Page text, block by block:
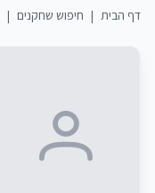
דף הבית | חיפוש שחקנים |